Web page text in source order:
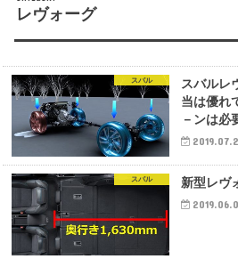
レヴォーグ
スバル
スバルレ
当は優れ
－ンは必
スバル 新型レヴ